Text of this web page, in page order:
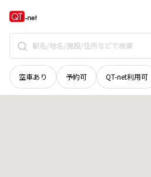
空車あり 予約可 QT-net利用可
鳥取県